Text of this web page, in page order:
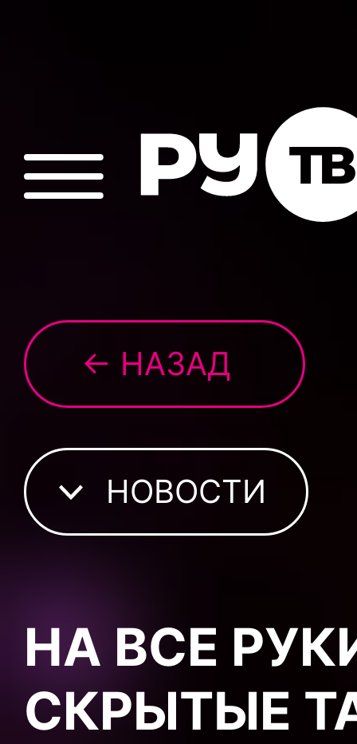
← НАЗАД
НОВОСТИ
НА ВСЕ
СКРЫТЫЕ